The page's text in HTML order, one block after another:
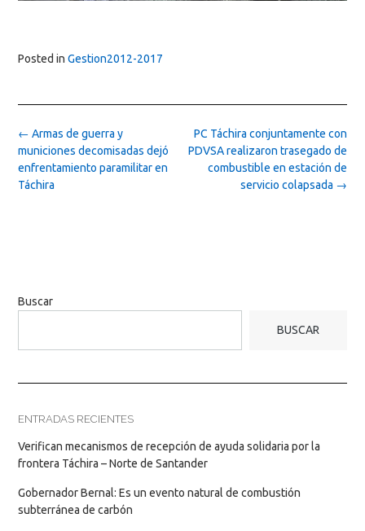
Posted in Gestion2012-2017
Post
navigation
PC Táchira conjuntamente con
PDVSA realizaron trasegado de
combustible en estación de
servicio colapsada →
← Armas de guerra y
municiones decomisadas dejó
enfrentamiento paramilitar en
Táchira
Buscar
BUSCAR
ENTRADAS RECIENTES
Verifican mecanismos de recepción de ayuda solidaria por la
frontera Táchira – Norte de Santander
Gobernador Bernal: Es un evento natural de combustión
subterránea de carbón